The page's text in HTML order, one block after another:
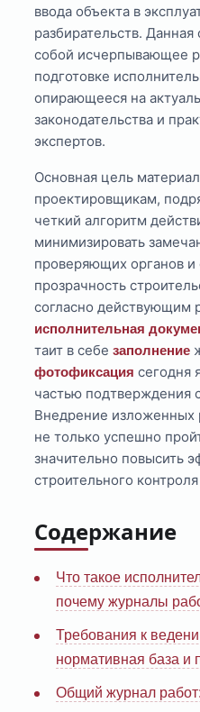
ввода объекта в
разбирательств. Данная
собой исчерпывающее
подготовке
опирающееся на
законодательства и
экспертов.
Основная цель
проектировщикам,
четкий алгоритм
минимизировать
проверяющих органов и
прозрачность
согласно действующим
исполнительная
таит в себезаполнение
фотофиксация сегодня
частью подтверждения
Внедрение
не только успешно
значительно повысить
строительного
Содержание
Что такое
почему журналы
Требования к
нормативная база и
Общий журнал